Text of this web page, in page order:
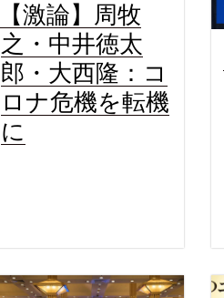
【激論】周牧
之・中井徳太
郎・大西隆：コ
ロナ危機を転機
に